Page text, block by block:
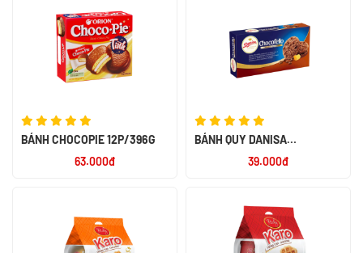
BÁNH CHOCOPIE 12P/396G
63.000đ
BÁNH QUY DANISA
CHOCOFELLO 150G - NK
INDONESIA39.000đ